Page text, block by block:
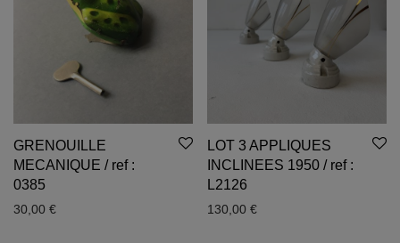
GRENOUILLE
MECANIQUE / ref :
0385
30,00 €
LOT 3 APPLIQUES
INCLINEES 1950 / ref :
L2126
130,00 €